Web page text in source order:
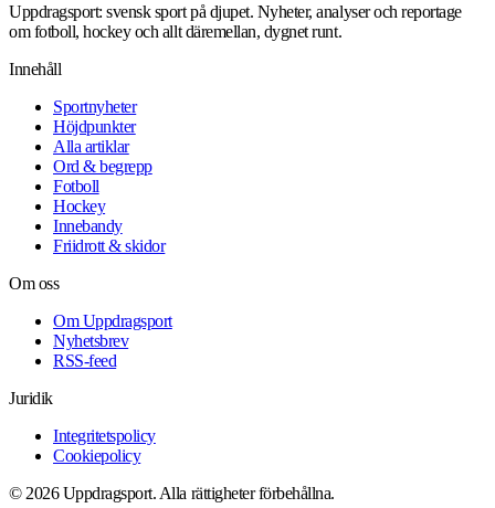
Uppdragsport: svensk sport på djupet. Nyheter, analyser och reportage
om fotboll, hockey och allt däremellan, dygnet runt.
Innehåll
Sportnyheter
Höjdpunkter
Alla artiklar
Ord & begrepp
Fotboll
Hockey
Innebandy
Friidrott & skidor
Om oss
Om Uppdragsport
Nyhetsbrev
RSS-feed
Juridik
Integritetspolicy
Cookiepolicy
© 2026 Uppdragsport. Alla rättigheter förbehållna.